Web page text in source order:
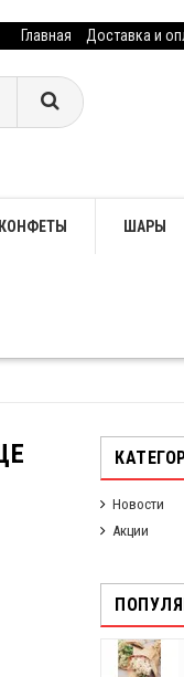
Главная Доставка и
КОНФЕТЫ ШАРЫ
Новости
Акции